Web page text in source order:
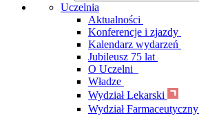
Uczelnia
Aktualności
Konferencje i zjazdy
Kalendarz wydarzeń
Jubileusz 75 lat
O Uczelni
Władze
Wydział Lekarski
Wydział Farmaceutyczny